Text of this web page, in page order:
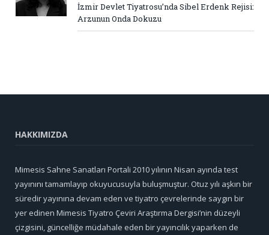
İzmir Devlet Tiyatrosu’nda Sibel Erdenk Rejisi:
Arzunun Onda Dokuzu
HAKKIMIZDA
Mimesis Sahne Sanatları Portali 2010 yılının Nisan ayında test
yayınını tamamlayıp okuyucusuyla buluşmuştur. Otuz yılı aşkın bir
süredir yayınına devam eden ve tiyatro çevrelerinde saygın bir
yer edinen Mimesis Tiyatro Çeviri Araştırma Dergisi’nin düzeyli
çizgisini, güncelliğe müdahale eden bir yayıncılık yaparken de